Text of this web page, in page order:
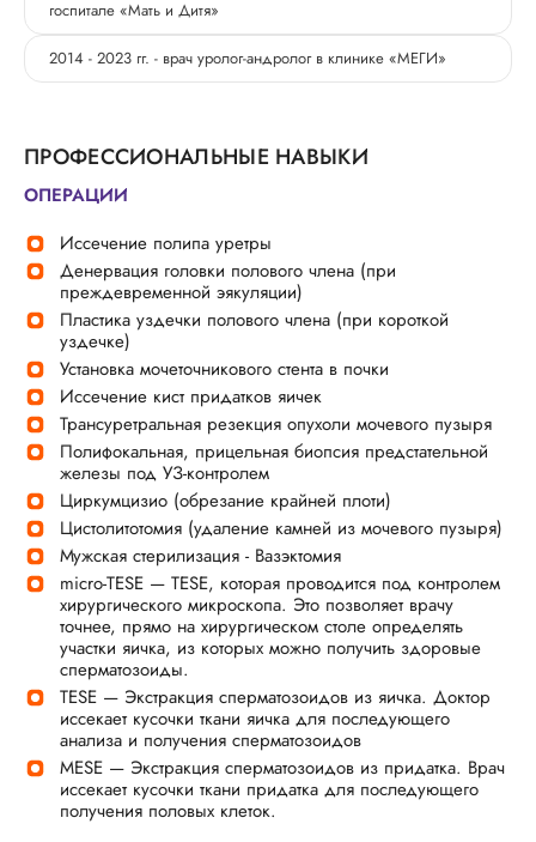
госпитале «Мать и Дитя»
2014 - 2023 гг. - врач уролог-андролог в клинике «МЕГИ»
ПРОФЕССИОНАЛЬНЫЕ НАВЫКИ
ОПЕРАЦИИ
Иссечение полипа уретры
Денервация головки полового члена (при
преждевременной эякуляции)
Пластика уздечки полового члена (при короткой
уздечке)
Установка мочеточникового стента в почки
Иссечение кист придатков яичек
Трансуретральная резекция опухоли мочевого пузыря
Полифокальная, прицельная биопсия предстательной
железы под УЗ-контролем
Циркумцизио (обрезание крайней плоти)
Цистолитотомия (удаление камней из мочевого пузыря)
Мужская стерилизация - Вазэктомия
micro-TESE — TESE, которая проводится под контролем
хирургического микроскопа. Это позволяет врачу
точнее, прямо на хирургическом столе определять
участки яичка, из которых можно получить здоровые
сперматозоиды.
TESE — Экстракция сперматозоидов из яичка. Доктор
иссекает кусочки ткани яичка для последующего
анализа и получения сперматозоидов
MESE — Экстракция сперматозоидов из придатка. Врач
иссекает кусочки ткани придатка для последующего
получения половых клеток.